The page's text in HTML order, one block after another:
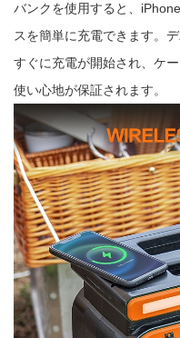
バンクを使用すると、
スを簡単に充電できます。
すぐに充電が開始され、ケ
使い心地が保証されます。